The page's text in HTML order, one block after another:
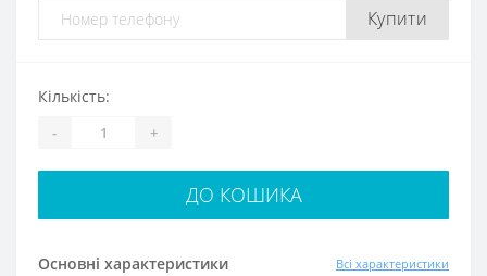
Купити
Основні характеристики Всі характеристики
Кількість:
- +
ДО КОШИКА